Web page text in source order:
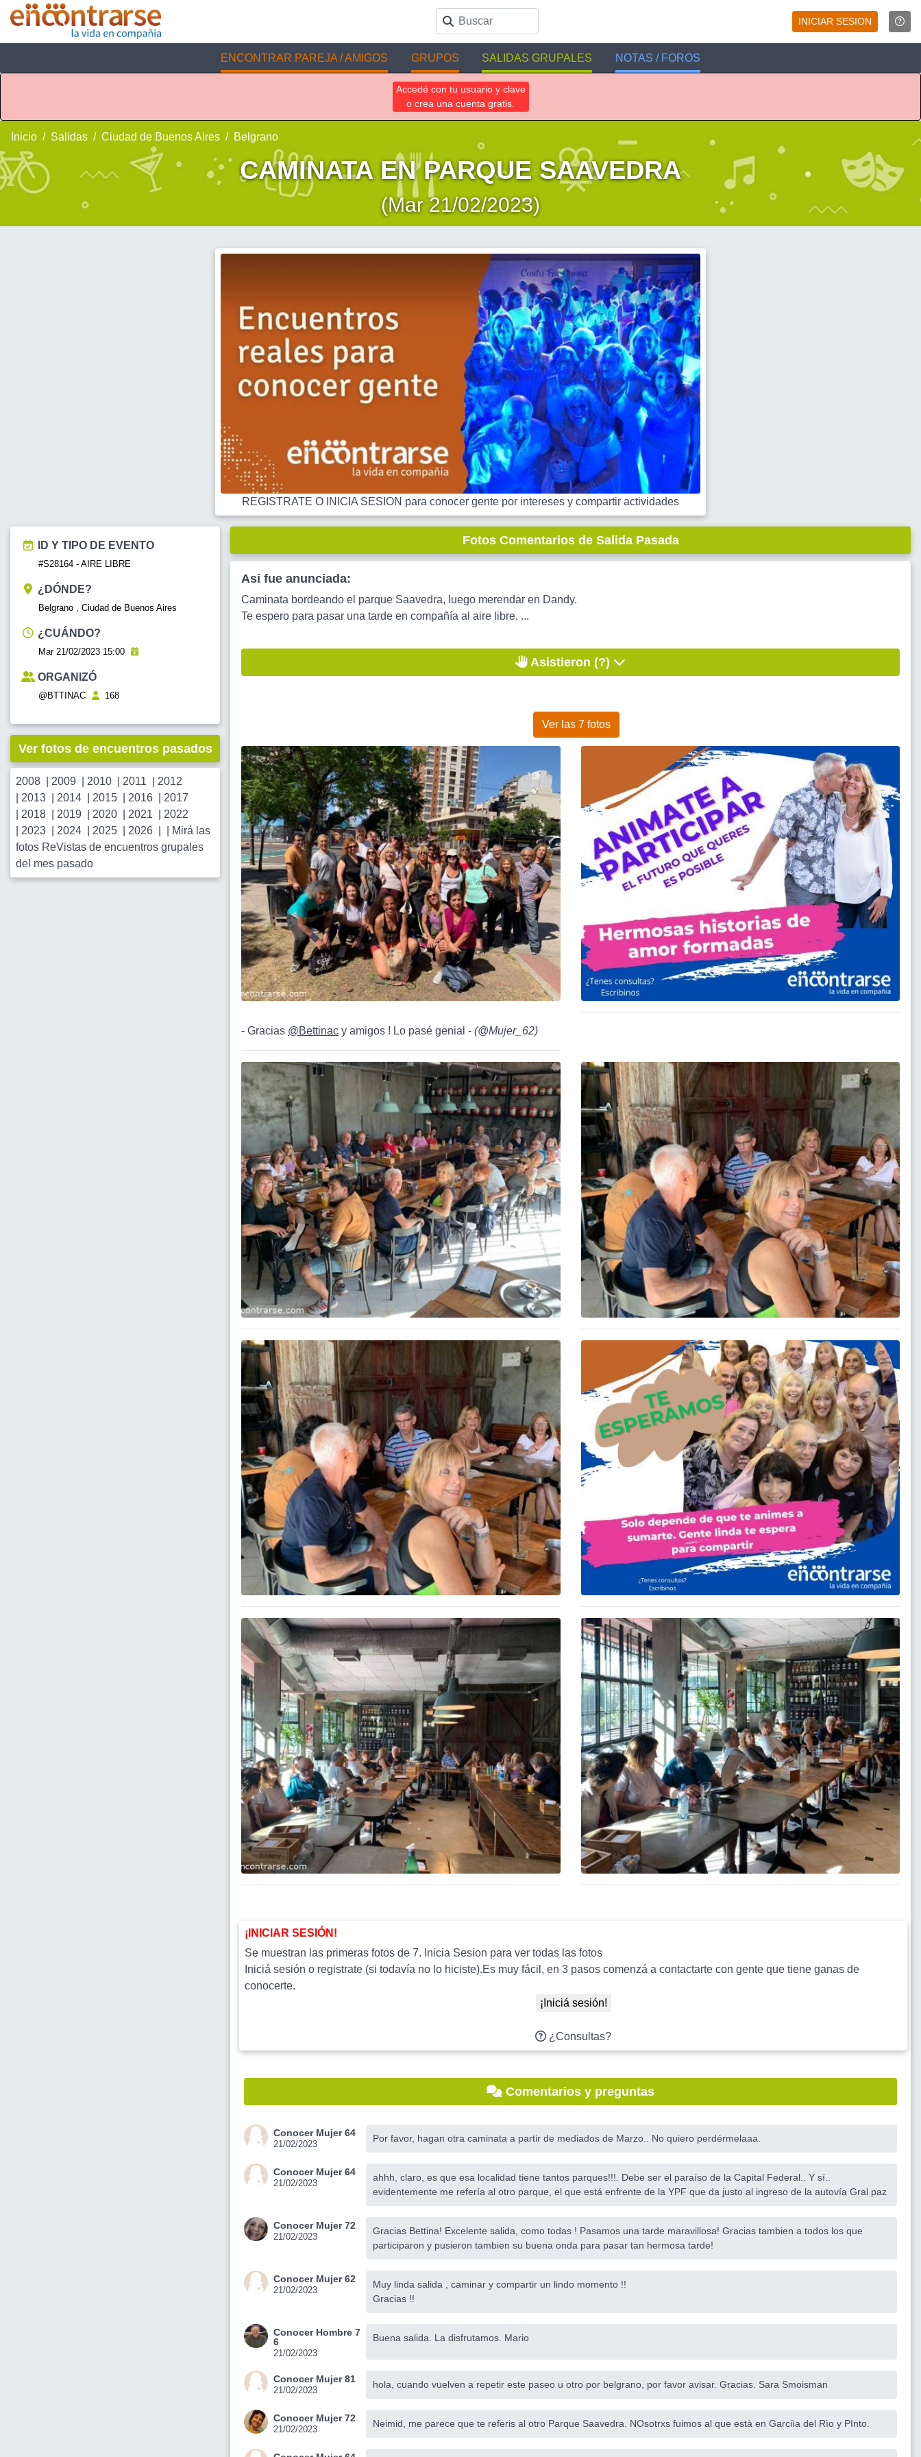
INICIAR SESION
ENCONTRAR PAREJA / AMIGOS GRUPOS SALIDAS GRUPALES NOTAS / FOROS
Accedé con tu usuario y clave
o crea una cuenta gratis.
Inicio Salidas Ciudad de Buenos Aires Belgrano
CAMINATA EN PARQUE SAAVEDRA
(Mar 21/02/2023)
REGISTRATE O INICIA SESION para conocer gente por intereses y compartir actividades
ID Y TIPO DE EVENTO
#S28164 - AIRE LIBRE
¿DÓNDE?
Belgrano , Ciudad de Buenos Aires
¿CUÁNDO?
Mar 21/02/2023 15:00
ORGANIZÓ
@BTTINAC 168
Ver fotos de encuentros pasados
2008 2009 2010 2011
2012
2013 2014 2015 2016
2017
2018 2019 2020 2021
2022
2023 2024 2025 2026
Mirá las
fotos ReVistas de encuentros grupales
del mes pasado
Fotos Comentarios de Salida Pasada
Asi fue anunciada:
Caminata bordeando el parque Saavedra, luego merendar en Dandy.
Te espero para pasar una tarde en compañía al aire libre. ...
Asistieron (?)
Ver las 7 fotos
- Gracias @Bettinac y amigos ! Lo pasé genial - (@Mujer_62)
¡INICIAR SESIÓN!
Se muestran las primeras fotos de 7. Inicia Sesion para ver todas las fotos
Iniciá sesión o registrate (si todavía no lo hiciste).Es muy fácil, en 3 pasos comenzá a contactarte con gente que tiene ganas de
conocerte.
¡Iniciá sesión!
¿Consultas?
Comentarios y preguntas
Conocer Mujer 64
21/02/2023
Por favor, hagan otra caminata a partir de mediados de Marzo.. No quiero perdérmelaaa.
Conocer Mujer 64
21/02/2023
ahhh, claro, es que esa localidad tiene tantos parques!!!. Debe ser el paraíso de la Capital Federal.. Y sí..
evidentemente me refería al otro parque, el que está enfrente de la YPF que da justo al ingreso de la autovía Gral paz
Conocer Mujer 72
21/02/2023
Gracias Bettina! Excelente salida, como todas ! Pasamos una tarde maravillosa! Gracias tambien a todos los que
participaron y pusieron tambien su buena onda para pasar tan hermosa tarde!
Conocer Mujer 62
21/02/2023
Muy linda salida , caminar y compartir un lindo momento !!
Gracias !!
Conocer Hombre 7
6
21/02/2023
Buena salida. La disfrutamos. Mario
Conocer Mujer 81
21/02/2023
hola, cuando vuelven a repetir este paseo u otro por belgrano, por favor avisar. Gracias. Sara Smoisman
Conocer Mujer 72
21/02/2023
Neimid, me parece que te referis al otro Parque Saavedra. NOsotrxs fuimos al que està en Garciìa del Rìo y PInto.